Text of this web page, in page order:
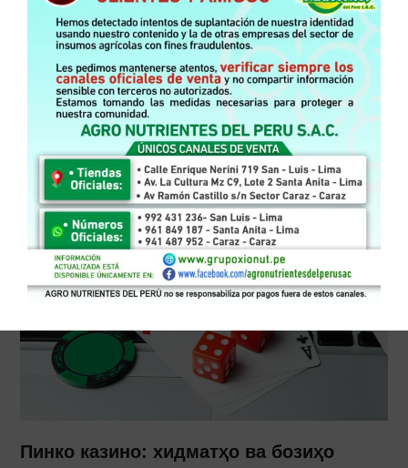
калон дорад.
Фарҳанги хӯрокхӯрии муосир бо гамбургерҳо ҳамчун
хӯроки осон ва зуд, хусусан барои одамоне, ки бо зиндагии
шадид ва сермашғулият сарукор доранд, кор мекунад. Ин
хӯрок бо таъми хос ва осонии тайёрӣ имкон медиҳад, ки
одамон вақт гузаронанд ва дар ҳамин замон хӯроки солим
ва пуриқтидор бигирад.
Пинко казино: хидматҳо ва бозиҳо